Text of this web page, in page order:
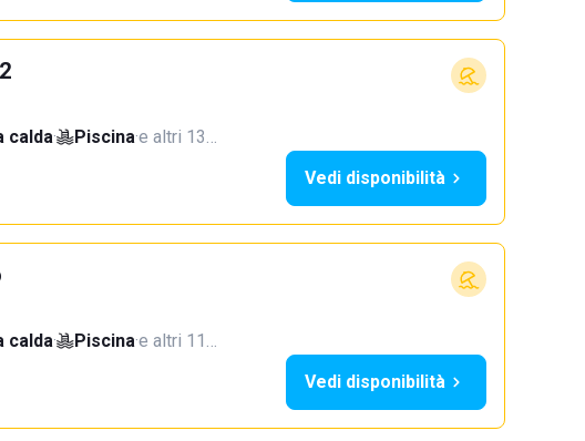
calda· Piscina·e altri 13…
Vedi disponibilità
calda· Piscina·e altri 11…
Vedi disponibilità